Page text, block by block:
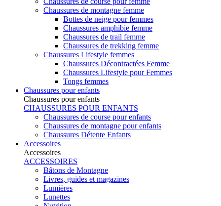
Chaussures de montagne femme
Bottes de neige pour femmes
Chaussures amphibie femme
Chaussures de trail femme
Chaussures de trekking femme
Chaussures Lifestyle femmes
Chaussures Décontractées Femme
Chaussures Lifestyle pour Femmes
Tongs femmes
Chaussures pour enfants
Chaussures pour enfants
CHAUSSURES POUR ENFANTS
Chaussures de course pour enfants
Chaussures de montagne pour enfants
Chaussures Détente Enfants
Accessoires
Accessoires
ACCESSOIRES
Bâtons de Montagne
Livres, guides et magazines
Lumières
Lunettes